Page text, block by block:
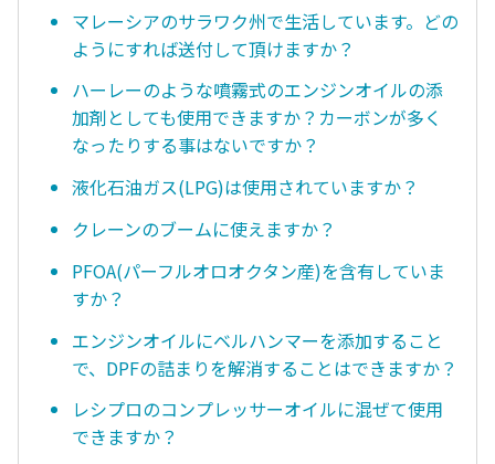
マレーシアのサラワク州で生活しています。どの
ようにすれば送付して頂けますか？
ハーレーのような噴霧式のエンジンオイルの添
加剤としても使用できますか？カーボンが多く
なったりする事はないですか？
液化石油ガス(LPG)は使用されていますか？
クレーンのブームに使えますか？
PFOA(パーフルオロオクタン産)を含有していま
すか？
エンジンオイルにベルハンマーを添加すること
で、DPFの詰まりを解消することはできますか？
レシプロのコンプレッサーオイルに混ぜて使用
できますか？